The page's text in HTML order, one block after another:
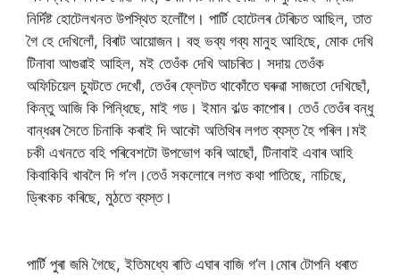
নিৰ্দিষ্ট হোটেলখনত উপস্থিত হলোঁগৈ। পাৰ্টি হোটেলৰ টেৰিচত আছিল, তাত
গৈ হে দেখিলোঁ, বিৰাট আয়োজন। বহু ভব্য গব্য মানুহ আহিছে, মোক দেখি
টিনাবা আগুৱাই আহিল, মই তেওঁক দেখি আচৰিত। সদায় তেওঁক
অফিচিয়েল চ্যুটতে দেখোঁ, তেওঁৰ ফ্লেটত থাকোঁতে ঘৰুৱা সাজতো দেখিছোঁ,
কিন্তু আজি কি পিন্ধিছে, মাই গড। ইমান ব’ল্ড কাপোৰ। তেওঁ তেওঁৰ বন্ধু
বান্ধৱৰ সৈতে চিনাকি কৰাই দি আকৌ অতিথিৰ লগত ব্যস্ত হৈ পৰিল।মই
চকী এখনতে বহি পৰিবেশটো উপভোগ কৰি আছোঁ, টিনাবাই এবাৰ আহি
কিবাকিবি খাবলৈ দি গ’ল।তেওঁ সকলোৰে লগত কথা পাতিছে, নাচিছে,
ড্ৰিংকচ কৰিছে, মুঠতে ব্যস্ত।
পাৰ্টি পুৰা জমি গৈছে, ইতিমধ্যে ৰাতি এঘাৰ বাজি গ’ল।মোৰ টোপনি ধৰাত